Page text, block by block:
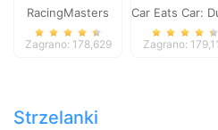
RacingMasters
Zagrano: 178,629
Car Eats Car:
Zagrano:
Strzelanki